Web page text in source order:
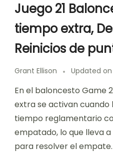
Juego 21
tiempo extra,
Reinicios de
Grant Ellison Updated on
En el baloncesto Game
extra se activan cuando
tiempo reglamentario
empatado, lo que lleva
para resolver el